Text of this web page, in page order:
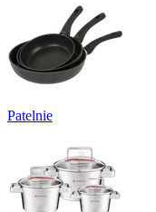
Patelnie